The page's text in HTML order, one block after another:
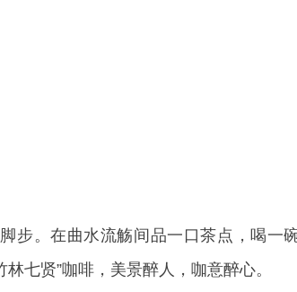
步。在曲水流觞间品一口茶点，喝一
七贤”咖啡，美景醉人，咖意醉心。